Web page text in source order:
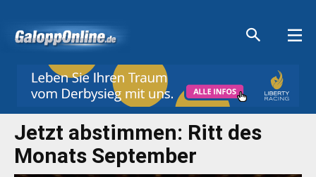
Jetzt abstimmen: Ritt des
Monats September